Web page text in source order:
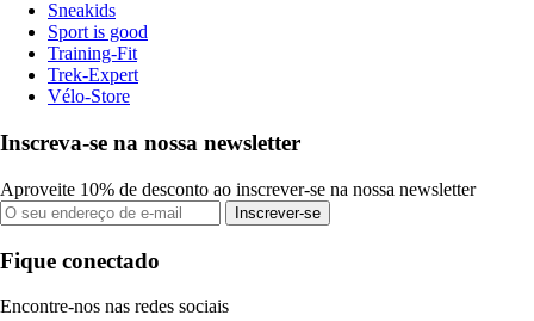
Sneakids
Sport is good
Training-Fit
Trek-Expert
Vélo-Store
Inscreva-se na nossa newsletter
Aproveite 10% de desconto ao inscrever-se na nossa newsletter
Inscrever-se
Fique conectado
Encontre-nos nas redes sociais